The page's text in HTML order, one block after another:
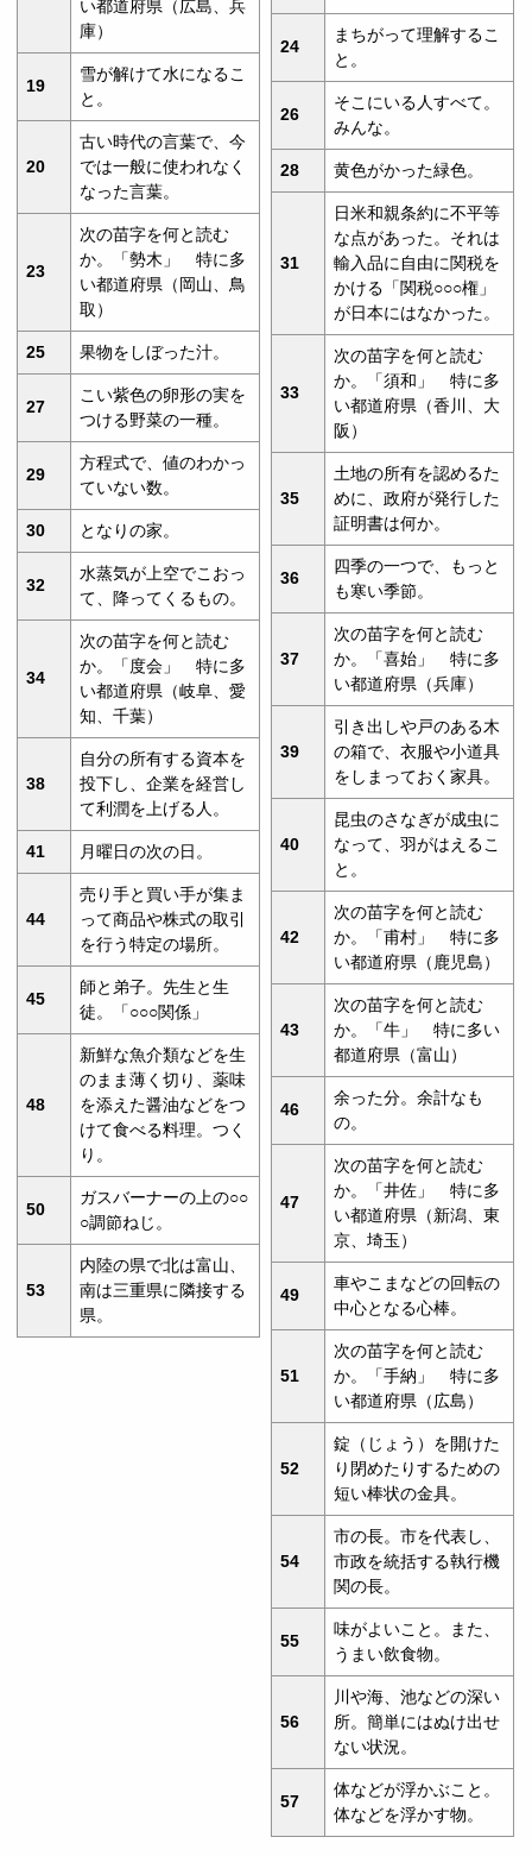
い都道府県（広島、兵
庫）
19
雪が解けて水になるこ
と。
20
古い時代の言葉で、今
では一般に使われなく
なった言葉。
23
次の苗字を何と読む
か。「勢木」 特に多
い都道府県（岡山、鳥
取）
25 果物をしぼった汁。
27
こい紫色の卵形の実を
つける野菜の一種。
29
方程式で、値のわかっ
ていない数。
30 となりの家。
32
水蒸気が上空でこおっ
て、降ってくるもの。
34
次の苗字を何と読む
か。「度会」 特に多
い都道府県（岐阜、愛
知、千葉）
38
自分の所有する資本を
投下し、企業を経営し
て利潤を上げる人。
41 月曜日の次の日。
44
売り手と買い手が集ま
って商品や株式の取引
を行う特定の場所。
45
師と弟子。先生と生
徒。「○○○関係」
48
新鮮な魚介類などを生
のまま薄く切り、薬味
を添えた醤油などをつ
けて食べる料理。つく
り。
50
ガスバーナーの上の○○
○調節ねじ。
53
内陸の県で北は富山、
南は三重県に隣接する
県。
24
まちがって理解するこ
と。
26
そこにいる人すべて。
みんな。
28 黄色がかった緑色。
31
日米和親条約に不平等
な点があった。それは
輸入品に自由に関税を
かける「関税○○○権」
が日本にはなかった。
33
次の苗字を何と読む
か。「須和」 特に多
い都道府県（香川、大
阪）
35
土地の所有を認めるた
めに、政府が発行した
証明書は何か。
36
四季の一つで、もっと
も寒い季節。
37
次の苗字を何と読む
か。「喜始」 特に多
い都道府県（兵庫）
39
引き出しや戸のある木
の箱で、衣服や小道具
をしまっておく家具。
40
昆虫のさなぎが成虫に
なって、羽がはえるこ
と。
42
次の苗字を何と読む
か。「甫村」 特に多
い都道府県（鹿児島）
43
次の苗字を何と読む
か。「牛」 特に多い
都道府県（富山）
46
余った分。余計なも
の。
47
次の苗字を何と読む
か。「井佐」 特に多
い都道府県（新潟、東
京、埼玉）
49
車やこまなどの回転の
中心となる心棒。
51
次の苗字を何と読む
か。「手納」 特に多
い都道府県（広島）
52
錠（じょう）を開けた
り閉めたりするための
短い棒状の金具。
54
市の長。市を代表し、
市政を統括する執行機
関の長。
55
味がよいこと。また、
うまい飲食物。
56
川や海、池などの深い
所。簡単にはぬけ出せ
ない状況。
57
体などが浮かぶこと。
体などを浮かす物。